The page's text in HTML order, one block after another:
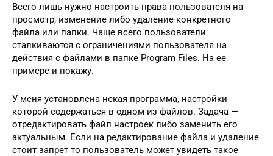
Всего лишь нужно настроить права пользователя на
просмотр, изменение либо удаление конкретного
файла или папки. Чаще всего пользователи
сталкиваются с ограничениями пользователя на
действия с файлами в папке Program Files. На ее
примере и покажу.
У меня установлена некая программа, настройки
которой содержаться в одном из файлов. Задача —
отредактировать файл настроек либо заменить его
актуальным. Если на редактирование файла и удаление
стоит запрет то пользователь может увидеть такое